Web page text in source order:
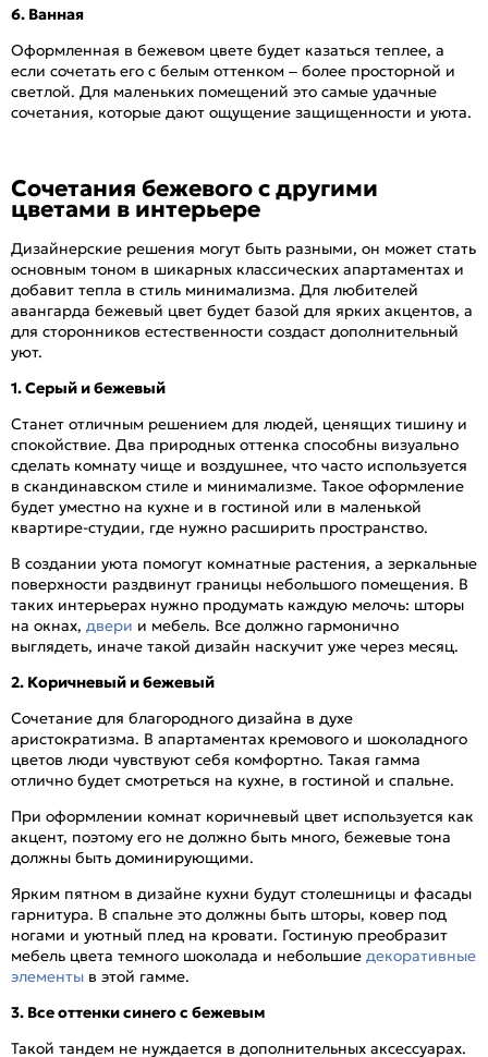
6. Ванная
Оформленная в бежевом цвете будет казаться теплее, а
если сочетать его с белым оттенком – более просторной и
светлой. Для маленьких помещений это самые удачные
сочетания, которые дают ощущение защищенности и уюта.
Сочетания бежевого с другими
цветами в интерьере
Дизайнерские решения могут быть разными, он может стать
основным тоном в шикарных классических апартаментах и
добавит тепла в стиль минимализма. Для любителей
авангарда бежевый цвет будет базой для ярких акцентов, а
для сторонников естественности создаст дополнительный
уют.
1. Серый и бежевый
Станет отличным решением для людей, ценящих тишину и
спокойствие. Два природных оттенка способны визуально
сделать комнату чище и воздушнее, что часто используется
в скандинавском стиле и минимализме. Такое оформление
будет уместно на кухне и в гостиной или в маленькой
квартире-студии, где нужно расширить пространство.
В создании уюта помогут комнатные растения, а зеркальные
поверхности раздвинут границы небольшого помещения. В
таких интерьерах нужно продумать каждую мелочь: шторы
на окнах, двери и мебель. Все должно гармонично
выглядеть, иначе такой дизайн наскучит уже через месяц.
2. Коричневый и бежевый
Сочетание для благородного дизайна в духе
аристократизма. В апартаментах кремового и шоколадного
цветов люди чувствуют себя комфортно. Такая гамма
отлично будет смотреться на кухне, в гостиной и спальне.
При оформлении комнат коричневый цвет используется как
акцент, поэтому его не должно быть много, бежевые тона
должны быть доминирующими.
Ярким пятном в дизайне кухни будут столешницы и фасады
гарнитура. В спальне это должны быть шторы, ковер под
ногами и уютный плед на кровати. Гостиную преобразит
мебель цвета темного шоколада и небольшие декоративные
элементы в этой гамме.
3. Все оттенки синего с бежевым
Такой тандем не нуждается в дополнительных аксессуарах.